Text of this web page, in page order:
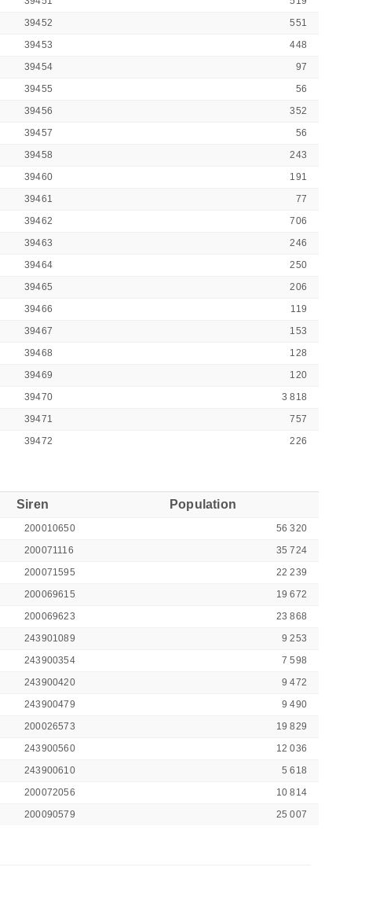
39452
551
39453
448
39454
97
39455
56
39456
352
39457
56
39458
243
39460
191
39461
77
39462
706
39463
246
39464
250
39465
206
39466
119
39467
153
39468
128
39469
120
39470
3 818
39471
757
39472 226
Siren Population
200010650
56 320
200071116
35 724
200071595
22 239
200069615
19 672
200069623
23 868
243901089
9 253
243900354
7 598
243900420
9 472
243900479
9 490
200026573
19 829
243900560
12 036
243900610
5 618
200072056
10 814
200090579 25 007